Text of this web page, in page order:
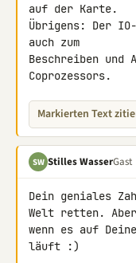
auf der Karte.
Übrigens: Der
auch zum
Beschreiben und
Coprozessors.
Markierten Text
SW Stilles WasserGast
Dein geniales
Welt retten.
wenn es auf
läuft :)